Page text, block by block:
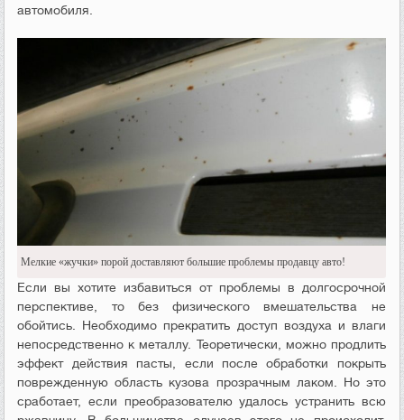
автомобиля.
Мелкие «жучки» порой доставляют большие проблемы продавцу авто!
Если вы хотите избавиться от проблемы в долгосрочной
перспективе, то без физического вмешательства не
обойтись. Необходимо прекратить доступ воздуха и влаги
непосредственно к металлу. Теоретически, можно продлить
эффект действия пасты, если после обработки покрыть
поврежденную область кузова прозрачным лаком. Но это
сработает, если преобразователю удалось устранить всю